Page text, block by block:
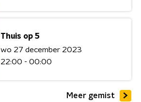
Thuis op 5
wo 27 december 2023
22:00 - 00:00
Meer gemist